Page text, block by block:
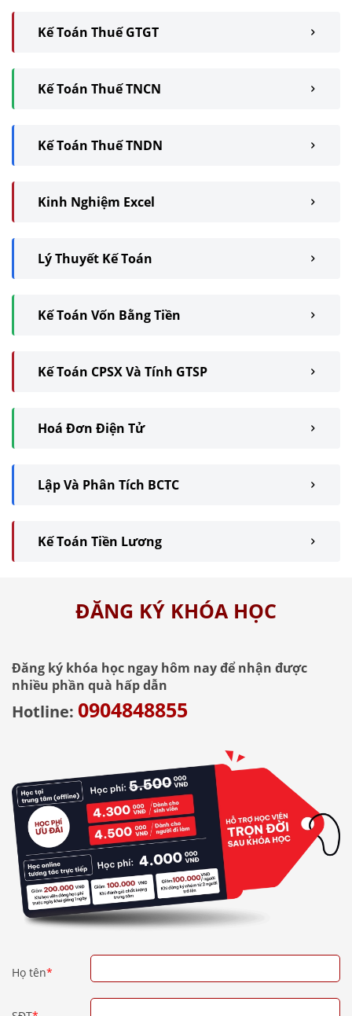
Kế Toán Thuế GTGT
Kế Toán Thuế TNCN
Kế Toán Thuế TNDN
Kinh Nghiệm Excel
Lý Thuyết Kế Toán
Kế Toán Vốn Bằng Tiền
Kế Toán CPSX Và Tính GTSP
Hoá Đơn Điện Tử
Lập Và Phân Tích BCTC
Kế Toán Tiền Lương
ĐĂNG KÝ KHÓA HỌC
Đăng ký khóa học ngay hôm nay để nhận được
nhiều phần quà hấp dẫn
Hotline: 0904848855
Họ tên*